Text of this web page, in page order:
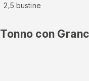
2,5 bustine
con